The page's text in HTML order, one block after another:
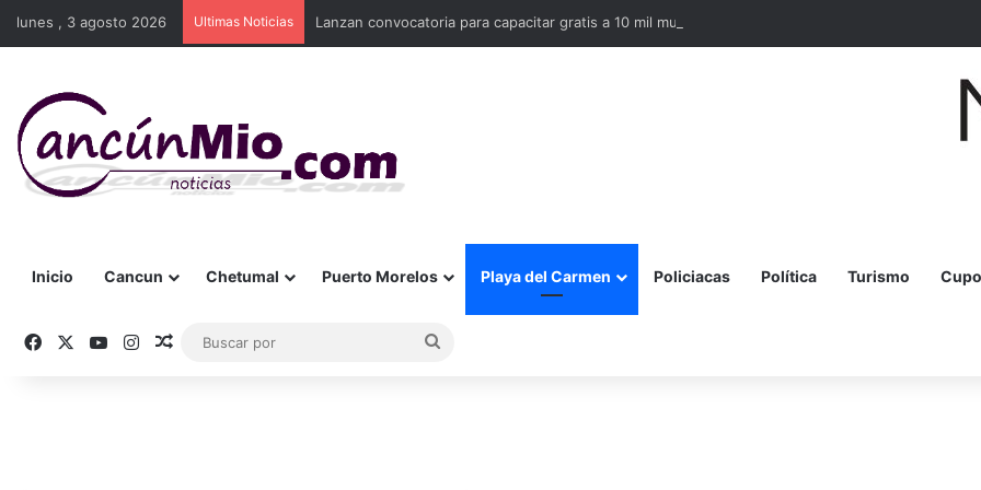
lunes , 3 agosto 2026 Ultimas Noticias Lanzan convocatoria para capacitar gratis a 10 mil mujeres en bordado maya en Quintana Roo
Inicio Cancun Chetumal Puerto Morelos Playa del Carmen Policiacas Política Turismo
FacebookYouTubeInstagram
Publicación al azar